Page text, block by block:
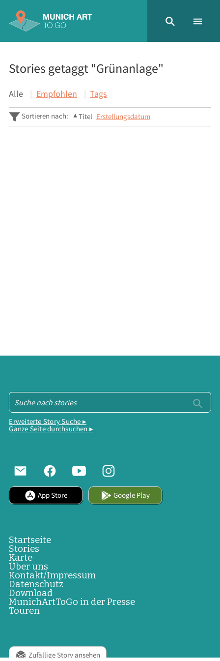
Stories getaggt "Grünanlage"
Alle Empfohlen Tags
Sortieren nach: Titel Erstellungsdatum
Erweiterte Story Suche ▸
Ganze Seite durchsuchen ▸
App Store Google Play
Startseite
Stories
Karte
Über uns
Kontakt/Impressum
Datenschutz
Download
MunichArtToGo in der Presse
Touren
Zufällige Story ansehen